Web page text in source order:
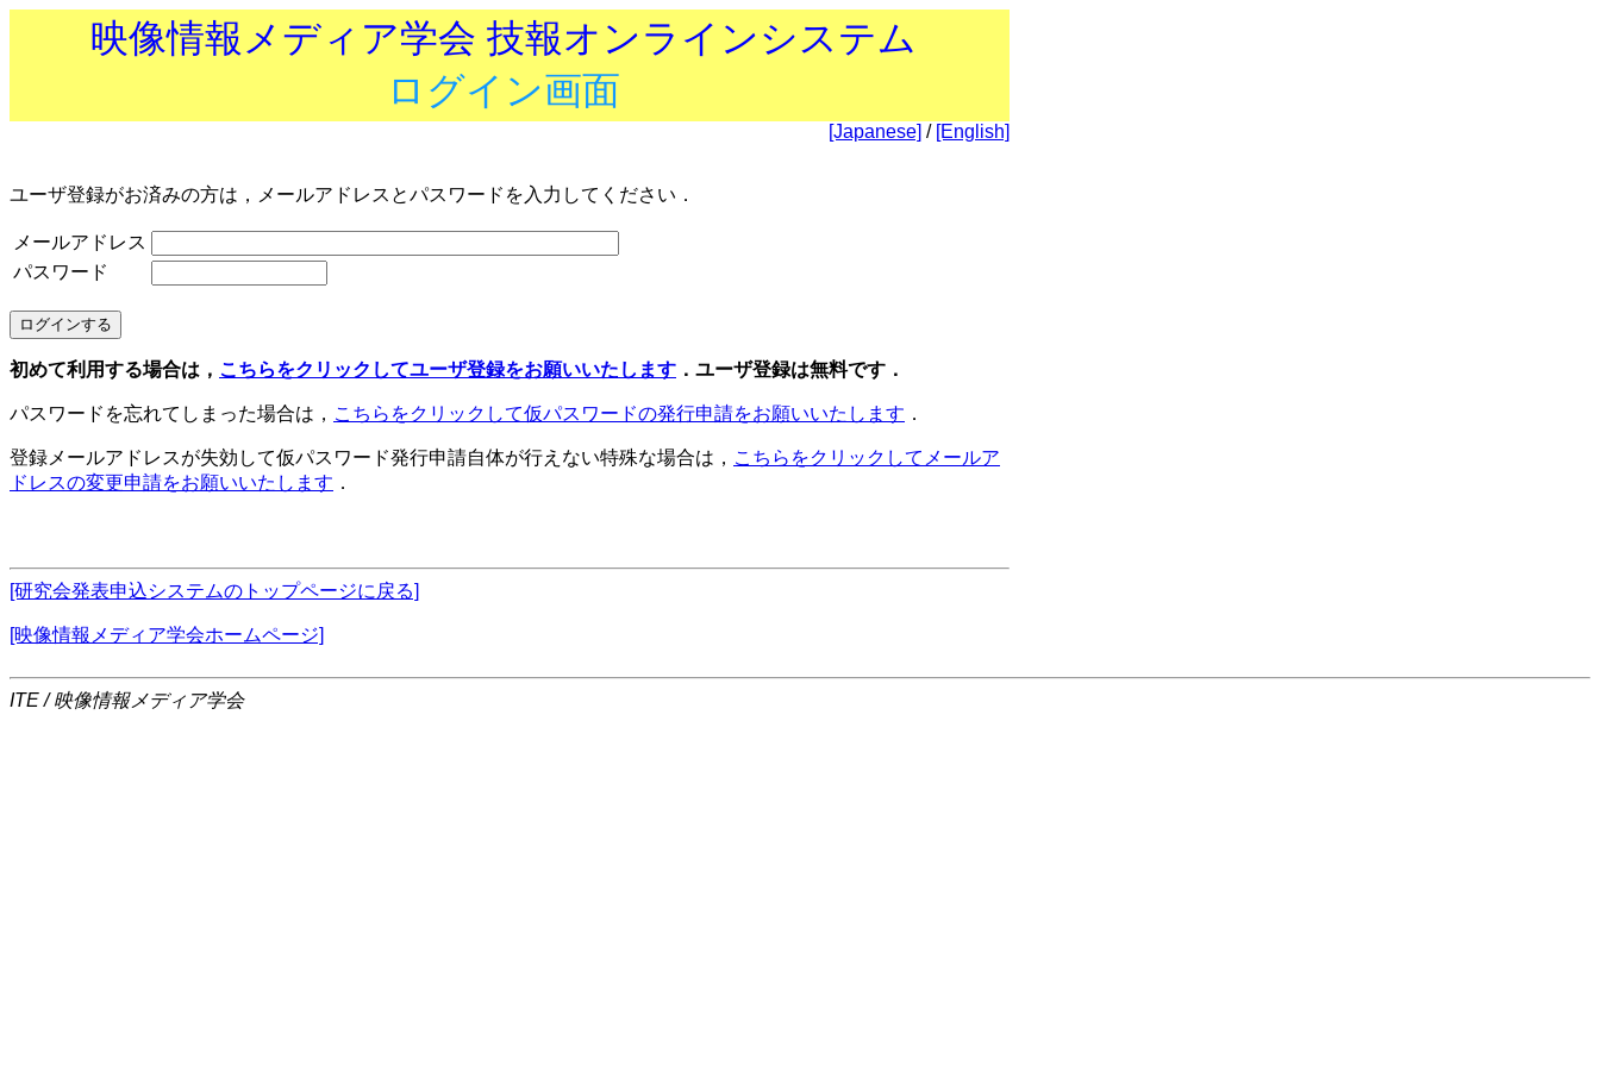
映像情報メディア学会 技報オンラインシステム
ログイン画面
[Japanese] / [English]
ユーザ登録がお済みの方は，メールアドレスとパスワードを入力してください．
メールアドレス
パスワード
初めて利用する場合は， こちらをクリックしてユーザ登録をお願いいたします ．ユーザ登録は無料です．
パスワードを忘れてしまった場合は， こちらをクリックして仮パスワードの発行申請をお願いいたします ．
登録メールアドレスが失効して仮パスワード発行申請自体が行えない特殊な場合は， こちらをクリックしてメールア
ドレスの変更申請をお願いいたします ．
[研究会発表申込システムのトップページに戻る]
[映像情報メディア学会ホームページ]
ITE / 映像情報メディア学会